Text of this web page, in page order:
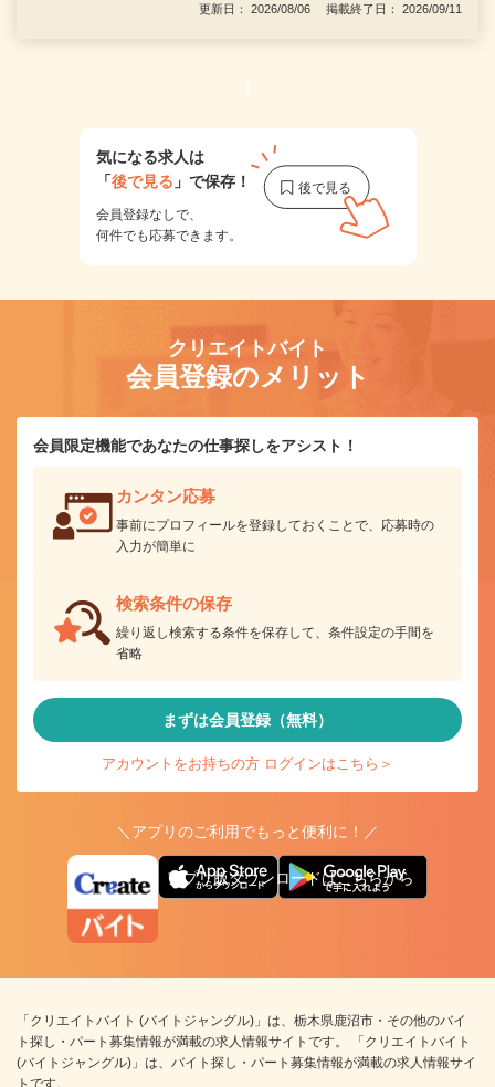
更新日： 2026/08/06 掲載終了日： 2026/09/11
1
気になる求人は
「後で見る 」で保存！
会員登録なしで、
何件でも応募できます。
クリエイトバイト
会員登録のメリット
会員限定機能であなたの仕事探しをアシスト！
カンタン応募
事前にプロフィールを登録しておくことで、応募時の
入力が簡単に
検索条件の保存
繰り返し検索する条件を保存して、条件設定の手間を
省略
まずは会員登録（無料）
アカウントをお持ちの方 ログインはこちら＞
＼アプリのご利用でもっと便利に！／
アプリ版ダウンロードはこちらから
「クリエイトバイト (バイトジャングル)」は、栃木県鹿沼市・その他のバイ
ト探し・パート募集情報が満載の求人情報サイトです。 「クリエイトバイト
(バイトジャングル)」は、バイト探し・パート募集情報が満載の求人情報サイ
トです。